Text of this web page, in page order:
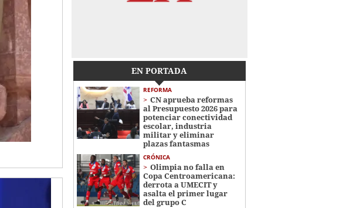
EN PORTADA
REFORMA
CN aprueba reformas
al Presupuesto 2026 para
potenciar conectividad
escolar, industria
militar y eliminar
plazas fantasmas
CRÓNICA
Olimpia no falla en
Copa Centroamericana:
derrota a UMECIT y
asalta el primer lugar
del grupo C